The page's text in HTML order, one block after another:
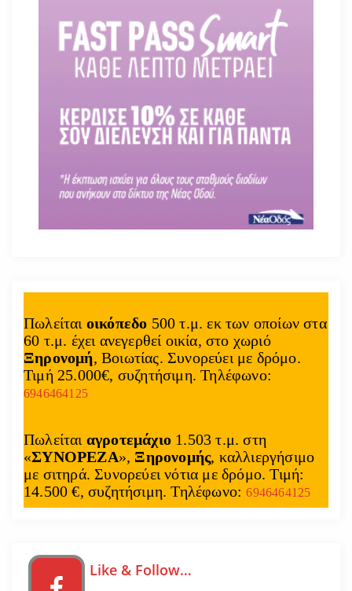
Πωλείται οικόπεδο 500 τ.μ. εκ των οποίων στα
60 τ.μ. έχει ανεγερθεί οικία, στο χωριό
Ξηρονομή, Βοιωτίας. Συνορεύει με δρόμο.
Τιμή 25.000€, συζητήσιμη. Τηλέφωνο:
6946464125
Πωλείται αγροτεμάχιο 1.503 τ.μ. στη
«ΣΥΝΟΡΕΖΑ», Ξηρονομής, καλλιεργήσιμο
με σιτηρά. Συνορεύει νότια με δρόμο. Τιμή:
14.500 €, συζητήσιμη. Τηλέφωνο:6946464125
Like & Follow…